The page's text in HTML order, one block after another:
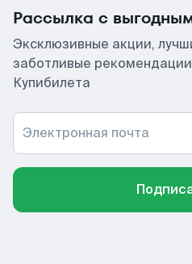
Рассылка с
Эксклюзивные акции,
заботливые
Купибилета
Электронная почта